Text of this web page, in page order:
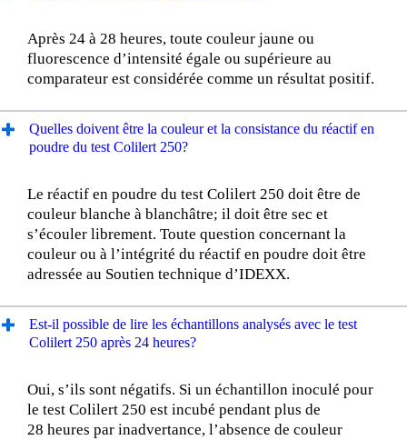
Après 24 à 28 heures, toute couleur jaune ou
fluorescence d’intensité égale ou supérieure au
comparateur est considérée comme un résultat positif.
Quelles doivent être la couleur et la consistance du réactif en
poudre du test Colilert 250?
Le réactif en poudre du test Colilert 250 doit être de
couleur blanche à blanchâtre; il doit être sec et
s’écouler librement. Toute question concernant la
couleur ou à l’intégrité du réactif en poudre doit être
adressée au Soutien technique d’IDEXX.
Est-il possible de lire les échantillons analysés avec le test
Colilert 250 après 24 heures?
Oui, s’ils sont négatifs. Si un échantillon inoculé pour
le test Colilert 250 est incubé pendant plus de
28 heures par inadvertance, l’absence de couleur